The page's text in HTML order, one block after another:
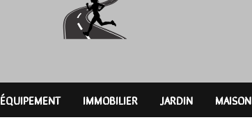
ÉQUIPEMENT IMMOBILIER JARDIN MAISON